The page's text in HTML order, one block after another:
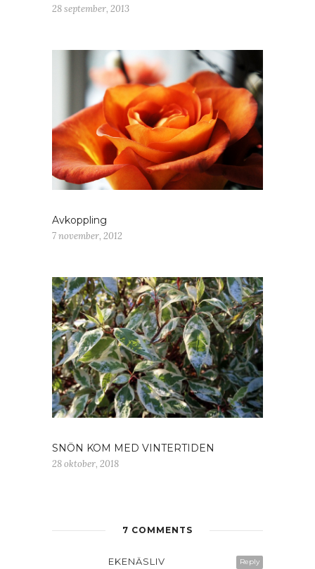
28 september, 2013
Avkoppling
7 november, 2012
SNÖN KOM MED VINTERTIDEN
28 oktober, 2018
7 COMMENTS
Reply
EKENÄSLIV